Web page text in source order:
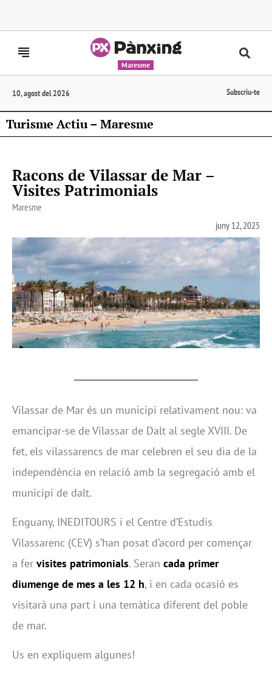
Maresme
10, agost del 2026 Subscriu-te
Turisme Actiu – Maresme
Racons de Vilassar de Mar –
Visites Patrimonials
Maresme
juny 12, 2025
Vilassar de Mar és un municipi relativament nou: va
emancipar-se de Vilassar de Dalt al segle XVIII. De
fet, els vilassarencs de mar celebren el seu dia de la
independència en relació amb la segregació amb el
municipi de dalt.
Enguany, INEDITOURS i el Centre d’Estudis
Vilassarenc (CEV) s’han posat d’acord per començar
a fer visites patrimonials. Seran cada primer
diumenge de mes a les 12 h, i en cada ocasió es
visitarà una part i una temàtica diferent del poble
de mar.
Us en expliquem algunes!